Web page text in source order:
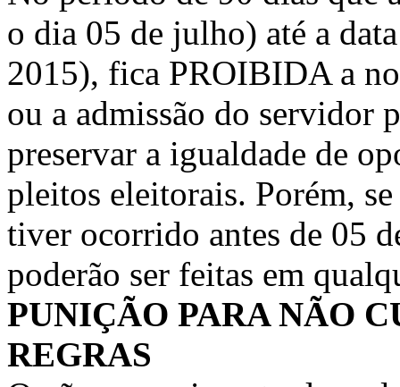
o dia 05 de julho) até a
2015), fica PROIBIDA a
ou a admissão do servidor
preservar a igualdade de
pleitos eleitorais. Porém,
tiver ocorrido antes de 05
poderão ser feitas em
PUNIÇÃO PARA NÃO
REGRAS